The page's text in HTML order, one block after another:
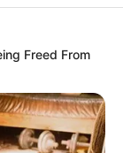
Freed From